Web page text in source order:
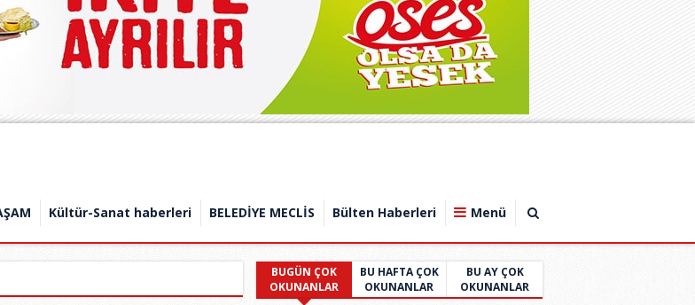
Kültür-Sanat haberleri BELEDİYE MECLİS Bülten Haberleri Menü
BUGÜN ÇOK
OKUNANLAR
BU HAFTA ÇOK
OKUNANLAR
BU AY ÇOK
OKUNANLAR